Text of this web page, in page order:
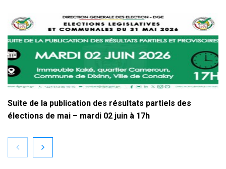
Suite de la publication des résultats partiels des
élections de mai – mardi 02 juin à 17h